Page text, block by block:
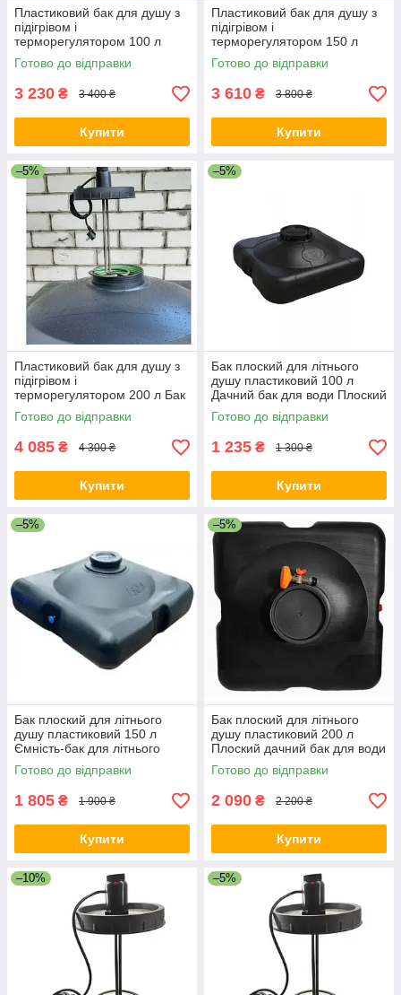
Пластиковий бак для душу з
підігрівом і
терморегулятором 100 л
Дачний бак для душу з
терморегулятором
Готово до відправки
3 230 ₴ 3 400 ₴
Купити
Пластиковий бак для душу з
підігрівом і
терморегулятором 150 л
Ємність для літнього душу
Бак з підігрівом
Готово до відправки
3 610 ₴ 3 800 ₴
Купити
–5%
Пластиковий бак для душу з
підігрівом і
терморегулятором 200 л Бак
для води з ТЕНом
Готово до відправки
4 085 ₴ 4 300 ₴
Купити
–5%
Бак плоский для літнього
душу пластиковий 100 л
Дачний бак для води Плоский
бак для літнього душу
Готово до відправки
1 235 ₴ 1 300 ₴
Купити
–5%
Бак плоский для літнього
душу пластиковий 150 л
Ємність-бак для літнього
душу Плоский бак для дачі
Готово до відправки
1 805 ₴ 1 900 ₴
Купити
–5%
Бак плоский для літнього
душу пластиковий 200 л
Плоский дачний бак для води
Бак для літнього душу
Готово до відправки
2 090 ₴ 2 200 ₴
Купити
–10% –5%